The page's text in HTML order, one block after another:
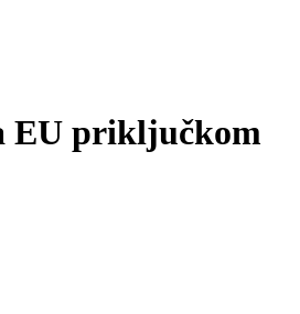
EU priključkom